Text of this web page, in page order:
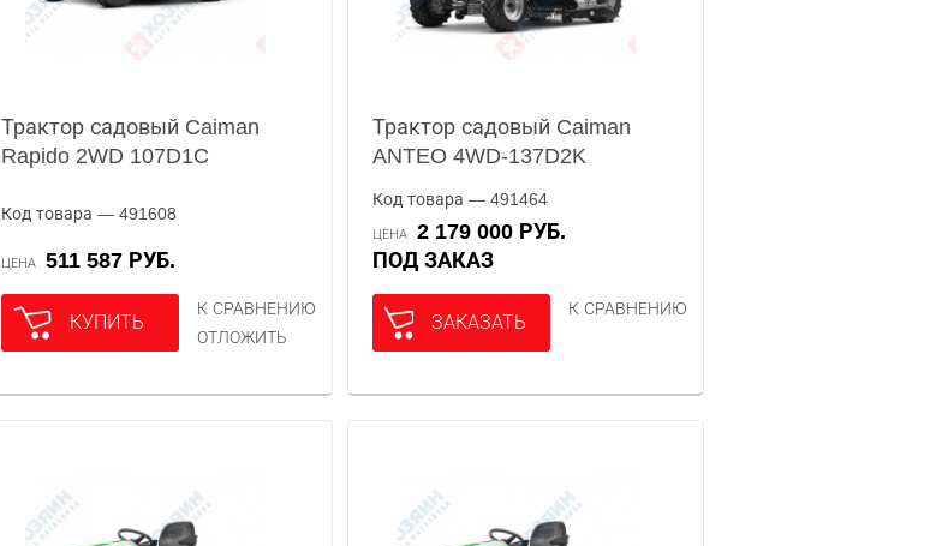
Трактор садовый Caiman
Rapido 2WD 107D1C
Код товара — 491608
ЦЕНА 511 587 РУБ.
КУПИТЬ
К СРАВНЕНИЮ
ОТЛОЖИТЬ
Трактор садовый Caiman
ANTEO 4WD-137D2K
Код товара — 491464
ЦЕНА
2 179 000 РУБ.
ПОД ЗАКАЗ
ЗАКАЗАТЬ
К СРАВНЕНИЮ